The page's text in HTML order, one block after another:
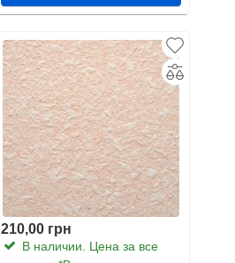
210,00 грн
В наличии. Цена за все